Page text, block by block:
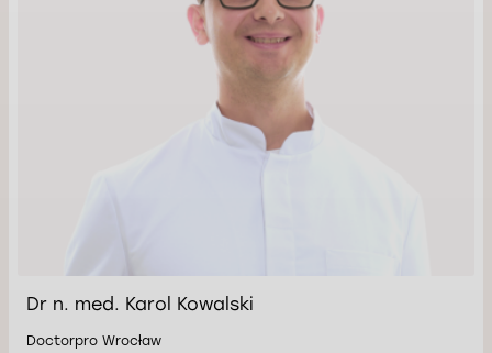
Dr n. med. Karol Kowalski
Doctorpro Wrocław